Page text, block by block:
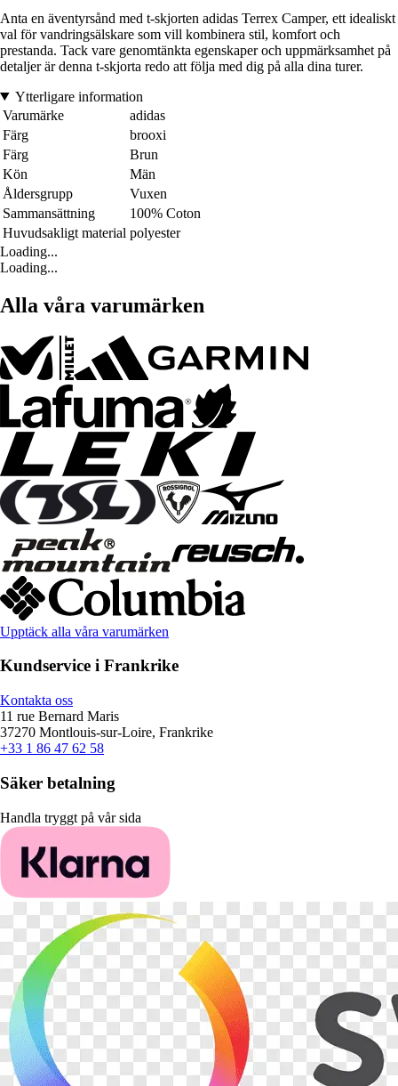
Anta en äventyrsånd med t-skjorten adidas Terrex Camper, ett idealiskt
val för vandringsälskare som vill kombinera stil, komfort och
prestanda. Tack vare genomtänkta egenskaper och uppmärksamhet på
detaljer är denna t-skjorta redo att följa med dig på alla dina turer.
Ytterligare information
Varumärke
adidas
Färg
brooxi
Färg
Brun
Kön
Män
Åldersgrupp
Vuxen
Sammansättning
100% Coton
Huvudsakligt material polyester
Loading...
Loading...
Alla våra varumärken
Upptäck alla våra varumärken
Kundservice i Frankrike
Kontakta oss
11 rue Bernard Maris
37270 Montlouis-sur-Loire, Frankrike
+33 1 86 47 62 58
Säker betalning
Handla tryggt på vår sida